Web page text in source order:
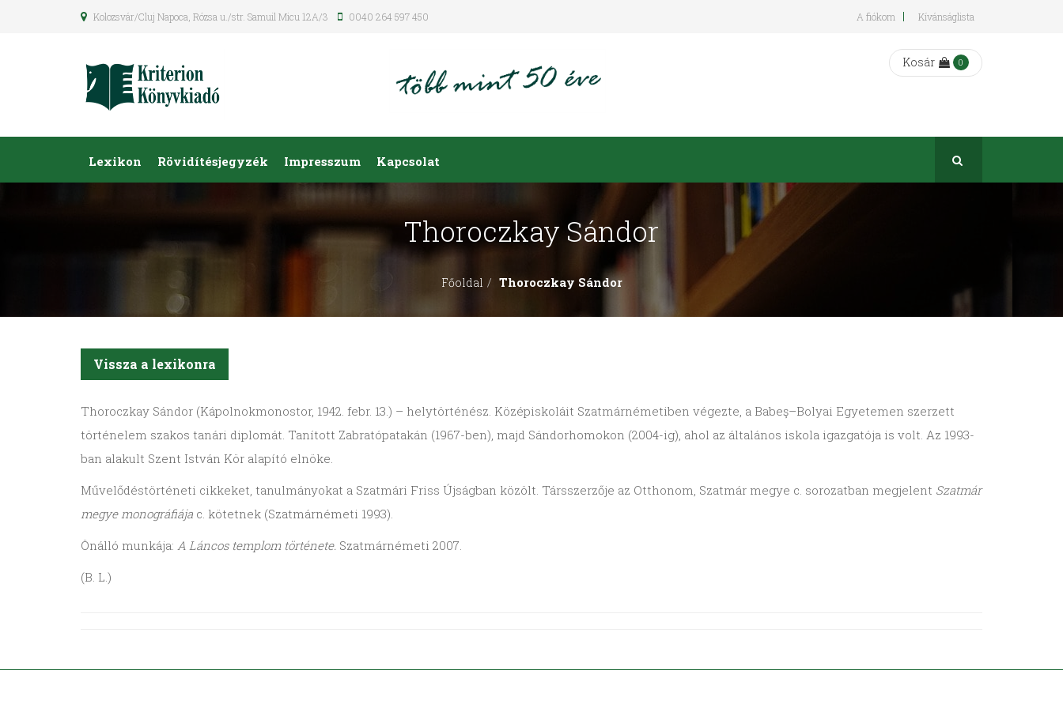
Kolozsvár/Cluj Napoca, Rózsa u./str. Samuil Micu 12A/3 0040 264 597 450 A fiókom Kívánságlista
Kosár 0
Lexikon Rövidítésjegyzék Impresszum Kapcsolat
Thoroczkay Sándor
Főoldal Thoroczkay Sándor
Vissza a lexikonra
Thoroczkay Sándor (Kápolnok­monostor, 1942. febr. 13.) – helytörténész. Középiskoláit Szatmárnémetiben végezte, a Babeş–Bolyai Egyetemen szerzett
történelem szakos tanári diplomát. Tanított Zabratópata­kán (1967-ben), majd Sándorhomo­kon (2004-ig), ahol az általános iskola igazgatója is volt. Az 1993-
ban alakult Szent István Kör alapító elnöke.
Művelődéstörténeti cikkeket, tanulmányokat a Szatmári Friss Újságban közölt. Társszerzője az Otthonom, Szatmár megye c. sorozatban megjelent Szatmár
megye monográfiája c. kötetnek (Szatmárnémeti 1993).
Önálló munkája: A Láncos templom története. Szatmárnémeti 2007.
(B. L.)